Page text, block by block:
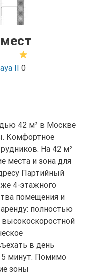
II 0
42 м² в Москве
Комфортное
На 42 м²
места и зона для
Партийный
4-этажного
помещения и
полностью
высокоскоростной
в день
5 минут. Помимо
зоны